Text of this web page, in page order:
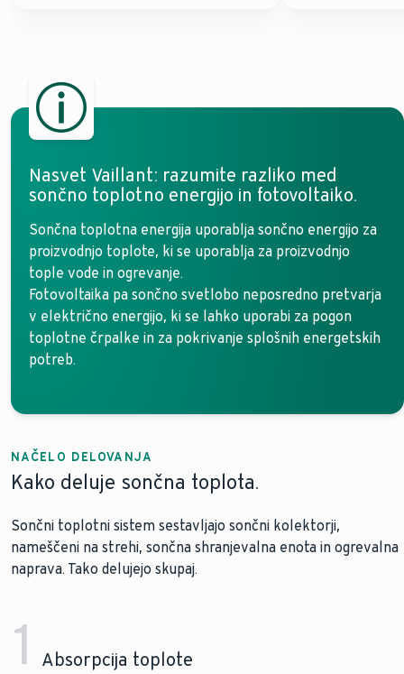
Nasvet Vaillant: razumite razliko med
sončno toplotno energijo in fotovoltaiko.
Sončna toplotna energija uporablja sončno energijo za
proizvodnjo toplote, ki se uporablja za proizvodnjo
tople vode in ogrevanje.
Fotovoltaika pa sončno svetlobo neposredno pretvarja
v električno energijo, ki se lahko uporabi za pogon
toplotne črpalke in za pokrivanje splošnih energetskih
potreb.
NAČELO DELOVANJA
Kako deluje sončna toplota.
Sončni toplotni sistem sestavljajo sončni kolektorji,
nameščeni na strehi, sončna shranjevalna enota in ogrevalna
naprava. Tako delujejo skupaj.
1 Absorpcija toplote